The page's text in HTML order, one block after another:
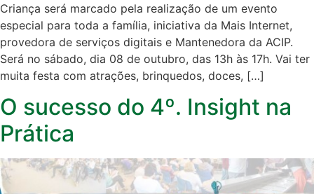
Criança será marcado pela realização de um evento
especial para toda a família, iniciativa da Mais Internet,
provedora de serviços digitais e Mantenedora da ACIP.
Será no sábado, dia 08 de outubro, das 13h às 17h. Vai ter
muita festa com atrações, brinquedos, doces, […]
O sucesso do 4º. Insight na
Prática